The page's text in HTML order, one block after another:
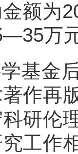
额为
万
基金
作再
研伦
工作